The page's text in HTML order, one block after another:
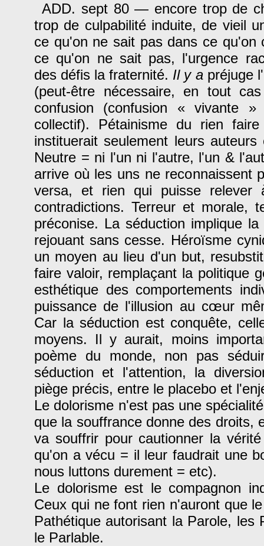
ADD. sept 80 — encore trop de
trop de culpabilité induite, de vieil
ce qu'on ne sait pas dans ce qu'on
ce qu'on ne sait pas, l'urgence
des défis la fraternité. Il y apréjuge
(peut-être nécessaire, en tout
confusion (confusion « vivante
collectif). Pétainisme du rien
instituerait seulement leurs
Neutre = ni l'un ni l'autre, l'un &
arrive où les uns ne reconnaissent
versa, et rien qui puisse relever
contradictions. Terreur et morale,
préconise. La séduction implique
rejouant sans cesse. Héroïsme
un moyen au lieu d'un but,
faire valoir, remplaçant la politique
esthétique des comportements
puissance de l'illusion au cœur
Car la séduction est conquête,
moyens. Il y aurait, moins
poème du monde, non pas
séduction et l'attention, la
piège précis, entre le placebo et
Le dolorisme n'est pas une
que la souffrance donne des droits,
va souffrir pour cautionner la
qu'on a vécu = il leur faudrait une
nous luttons durement = etc).
Le dolorisme est le compagnon
Ceux qui ne font rien n'auront que
Pathétique autorisant la Parole, les
le Parlable.